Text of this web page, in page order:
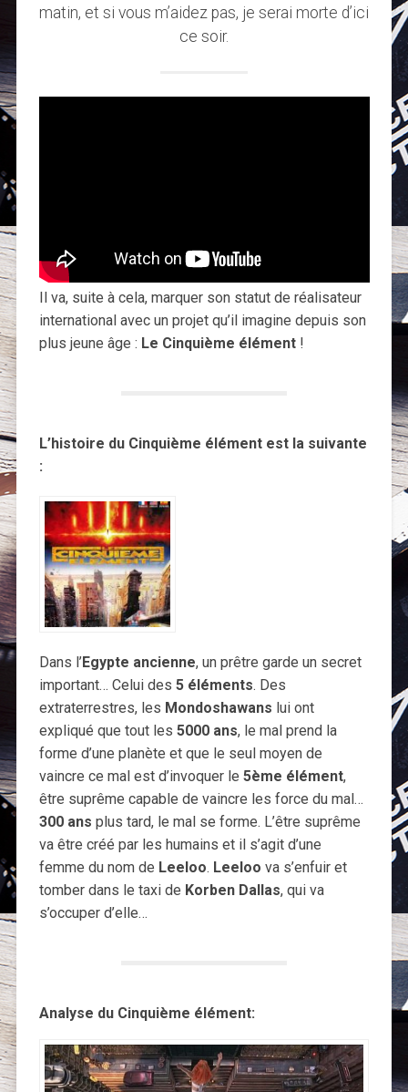
matin, et si vous m’aidez pas, je serai morte d’ici
ce soir.
Il va, suite à cela, marquer son statut de réalisateur
international avec un projet qu’il imagine depuis son
plus jeune âge : Le Cinquième élément!
L’histoire du Cinquième élément est la suivante
:
Dans l’Egypte ancienne, un prêtre garde un secret
important… Celui des 5 éléments. Des
extraterrestres, les Mondoshawans lui ont
expliqué que tout les 5000 ans, le mal prend la
forme d’une planète et que le seul moyen de
vaincre ce mal est d’invoquer le 5ème élément,
être suprême capable de vaincre les force du mal…
300 ans plus tard, le mal se forme. L’être suprême
va être créé par les humains et il s’agit d’une
femme du nom de Leeloo. Leeloo va s’enfuir et
tomber dans le taxi de Korben Dallas, qui va
s’occuper d’elle…
Analyse du Cinquième élément: